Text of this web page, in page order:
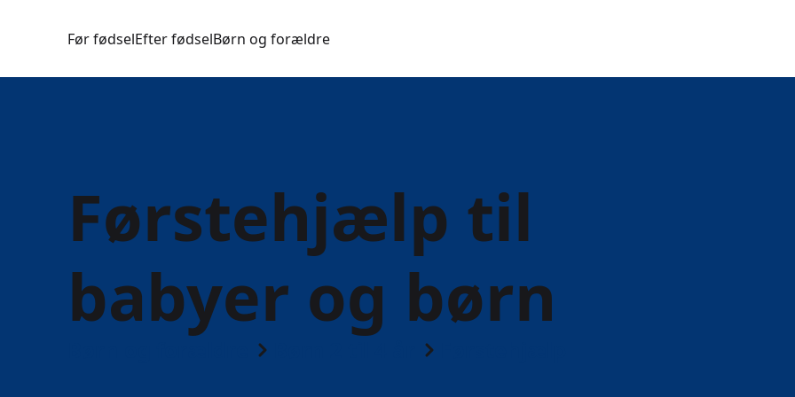
Før fødselEfter fødselBørn og forældre
Førstehjælp til
babyer og børn